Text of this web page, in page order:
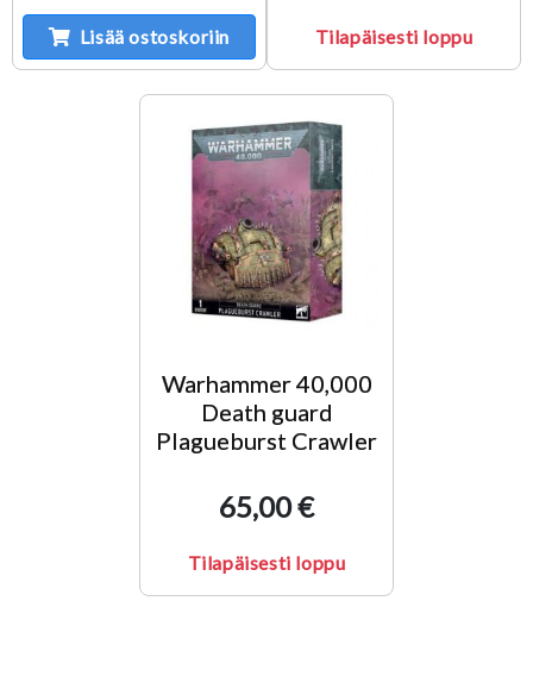
Lisää ostoskoriin Tilapäisesti loppu
Warhammer 40,000
Death guard
Plagueburst Crawler
65,00 €
Tilapäisesti loppu